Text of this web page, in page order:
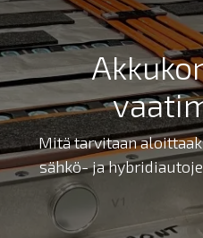
Mitä tarvitaan
sähkö- ja